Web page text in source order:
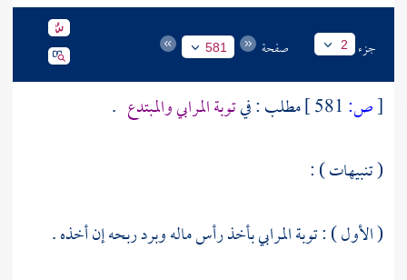
جزء 2 صفحة 581
[ص: مطلب : فيتوبة المرابي والمبتدع .
( تنبيهات ) :
( الأول ) : توبة المرابي بأخذ رأس ماله وبرد ربحه إن أخذه .